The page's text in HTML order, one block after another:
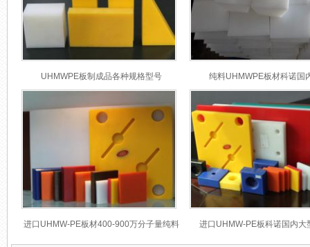
UHMWPE板制成品各种规格型号 纯料UHMWPE板材科诺国
进口UHMW-PE板材400-900万分子量纯料 进口UHMW-PE板科诺国内大